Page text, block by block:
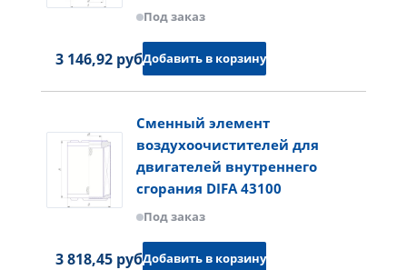
Под заказ
3 146,92 руб.Добавить в корзину
Сменный элемент
воздухоочистителей для
двигателей внутреннего
сгорания DIFA 43100
Под заказ
3 818,45 руб.Добавить в корзину